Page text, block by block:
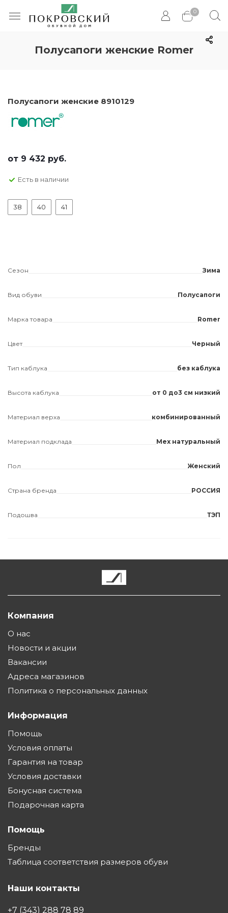
0
Полусапоги женские Romer
Полусапоги женские 8910129
от 9 432 руб.
Есть в наличии
38 40 41
Сезон Зима
Вид обуви Полусапоги
Марка товара Romer
Цвет Черный
Тип каблука без каблука
Высота каблука от 0 до3 см низкий
Материал верха комбинированный
Материал подклада Мех натуральный
Пол Женский
Страна бренда РОССИЯ
Подошва ТЭП
Компания
О нас
Новости и акции
Вакансии
Адреса магазинов
Политика о персональных данных
Информация
Помощь
Условия оплаты
Гарантия на товар
Условия доставки
Бонусная система
Подарочная карта
Помощь
Бренды
Таблица соответствия размеров обуви
Наши контакты
+7 (343) 288 78 89